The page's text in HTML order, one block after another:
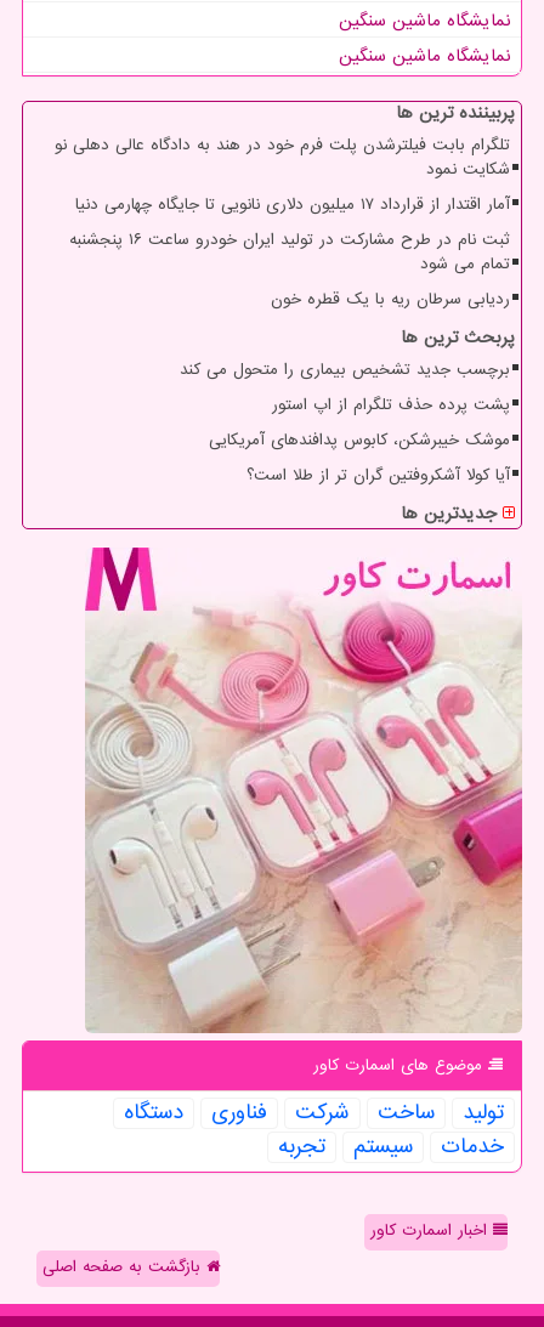
نمایشگاه ماشین سنگین
نمایشگاه ماشین سنگین
پربیننده ترین ها
تلگرام بابت فیلترشدن پلت فرم خود در هند به دادگاه عالی دهلی نو
شکایت نمود
آمار اقتدار از قرارداد ۱۷ میلیون دلاری نانویی تا جایگاه چهارمی دنیا
ثبت نام در طرح مشارکت در تولید ایران خودرو ساعت ۱۶ پنجشنبه
تمام می شود
ردیابی سرطان ریه با یک قطره خون
پربحث ترین ها
برچسب جدید تشخیص بیماری را متحول می کند
پشت پرده حذف تلگرام از اپ استور
موشک خیبرشکن، کابوس پدافندهای آمریکایی
آیا کولا آشکروفتین گران تر از طلا است؟
جدیدترین ها
موضوع های اسمارت كاور
تولید ساخت شركت فناوری
دستگاه
خدمات
سیستم تجربه
اخبار اسمارت کاور
بازگشت به صفحه اصلی